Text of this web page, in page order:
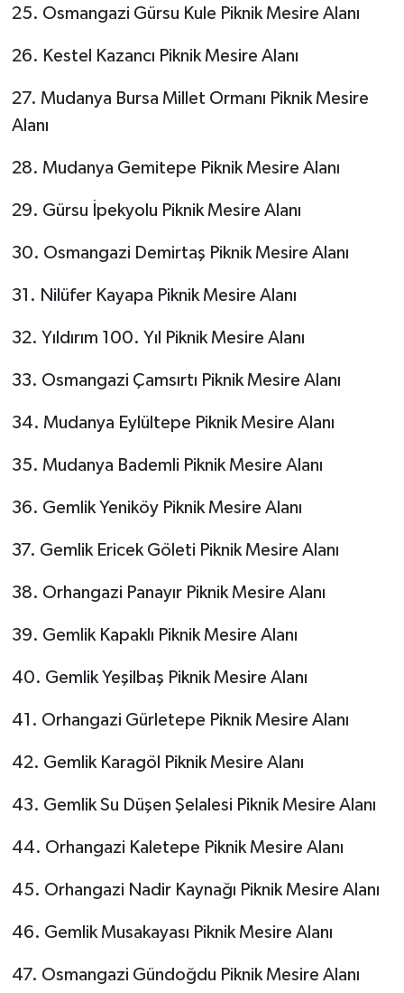
25. Osmangazi Gürsu Kule Piknik Mesire Alanı
26. Kestel Kazancı Piknik Mesire Alanı
27. Mudanya Bursa Millet Ormanı Piknik Mesire
Alanı
28. Mudanya Gemitepe Piknik Mesire Alanı
29. Gürsu İpekyolu Piknik Mesire Alanı
30. Osmangazi Demirtaş Piknik Mesire Alanı
31. Nilüfer Kayapa Piknik Mesire Alanı
32. Yıldırım 100. Yıl Piknik Mesire Alanı
33. Osmangazi Çamsırtı Piknik Mesire Alanı
34. Mudanya Eylültepe Piknik Mesire Alanı
35. Mudanya Bademli Piknik Mesire Alanı
36. Gemlik Yeniköy Piknik Mesire Alanı
37. Gemlik Ericek Göleti Piknik Mesire Alanı
38. Orhangazi Panayır Piknik Mesire Alanı
39. Gemlik Kapaklı Piknik Mesire Alanı
40. Gemlik Yeşilbaş Piknik Mesire Alanı
41. Orhangazi Gürletepe Piknik Mesire Alanı
42. Gemlik Karagöl Piknik Mesire Alanı
43. Gemlik Su Düşen Şelalesi Piknik Mesire Alanı
44. Orhangazi Kaletepe Piknik Mesire Alanı
45. Orhangazi Nadir Kaynağı Piknik Mesire Alanı
46. Gemlik Musakayası Piknik Mesire Alanı
47. Osmangazi Gündoğdu Piknik Mesire Alanı